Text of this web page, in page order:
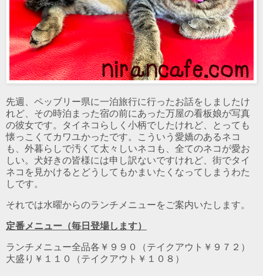
先週、ペッブリー県に一泊旅行に行ったお話をしましたけ
れど、その時泊まった宿の前にあった万屋の看板娘が写真
の彼女です。タイネコらしく小柄でしたけれど、とっても
懐っこくてカワユかったです。こういう愛嬌のあるネコ
も、外暮らしで汚くて太々しいネコも、全てのネコが愛お
しい。犬好きの皆様には申し訳ないですけれど、街でタイ
ネコを見かけるとどうしてもかまいたくなってしまうわた
しです。
それでは水曜からのランチメニューをご案内いたします。
定番メニュー（毎日登場します）
ランチメニュー全品各￥９９０（テイクアウト￥９７２）
大盛り￥１１０（テイクアウト￥１０８）